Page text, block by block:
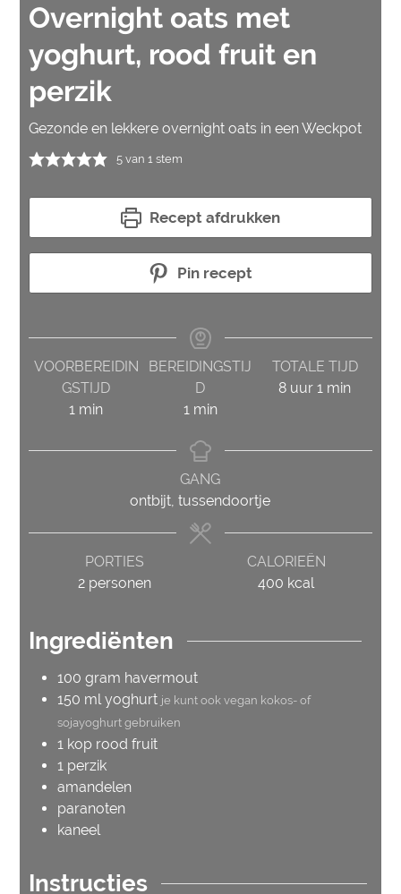
Overnight oats met
yoghurt, rood fruit en
perzik
Gezonde en lekkere overnight oats in een Weckpot
5 van 1 stem
Recept afdrukken
Pin recept
VOORBEREIDIN
GSTIJD
1 minuut
min
BEREIDINGSTIJ
D
1 minuut
min
TOTALE TIJD
8uur
uur 1 minuut
min
GANG
ontbijt, tussendoortje
PORTIES
2 personen
CALORIEËN
400 kcal
Ingrediënten
100 gram havermout
150 ml yoghurt je kunt ook vegan kokos- of
sojayoghurt gebruiken
1 kop rood fruit
1 perzik
amandelen
paranoten
kaneel
Instructies